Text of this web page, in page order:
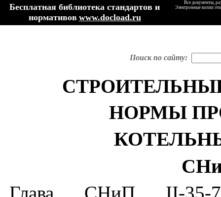
Бесплатная библиотека стандартов и
нормативов www.docload.ru
Все документы,
Электронные копии
Поиск по сайту:
НОРМЫ